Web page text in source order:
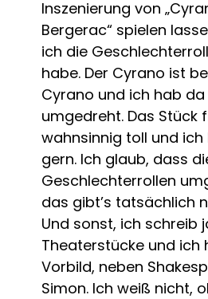
Inszenierung von
Bergerac“ spielen
ich die
habe. Der Cyrano ist
Cyrano und ich hab da
umgedreht. Das Stück
wahnsinnig toll und ich
gern. Ich glaub, dass
Geschlechterrollen
das gibt’s tatsächlich
Und sonst, ich schreib
Theaterstücke und ich
Vorbild, neben
Simon. Ich weiß nicht,